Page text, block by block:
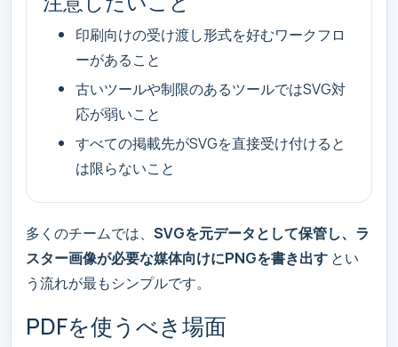
印刷向けの受け渡し形式を好むワークフロ
ーがあること
古いツールや制限のあるツールではSVG対
応が弱いこと
すべての掲載先がSVGを直接受け付けると
は限らないこと
多くのチームでは、 SVGを元データとして保管し、ラ
スター画像が必要な媒体向けにPNGを書き出す とい
う流れが最もシンプルです。
PDFを使うべき場面